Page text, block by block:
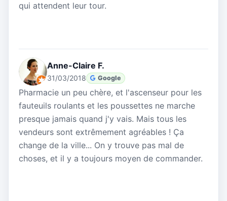
qui attendent leur tour.
Anne-Claire F.
31/03/2018 Google
Pharmacie un peu chère, et l'ascenseur pour les
fauteuils roulants et les poussettes ne marche
presque jamais quand j'y vais. Mais tous les
vendeurs sont extrêmement agréables ! Ça
change de la ville... On y trouve pas mal de
choses, et il y a toujours moyen de commander.